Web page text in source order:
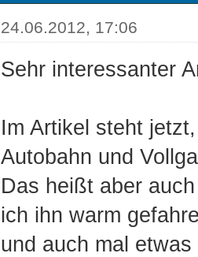
24.06.2012, 17:06
Sehr interessanter
Im Artikel steht
Autobahn und
Das heißt aber
ich ihn warm
und auch mal